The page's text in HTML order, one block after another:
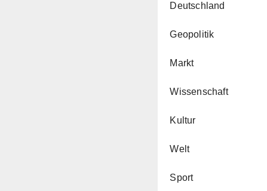
Deutschland
Geopolitik
Markt
Wissenschaft
Kultur
Welt
Sport